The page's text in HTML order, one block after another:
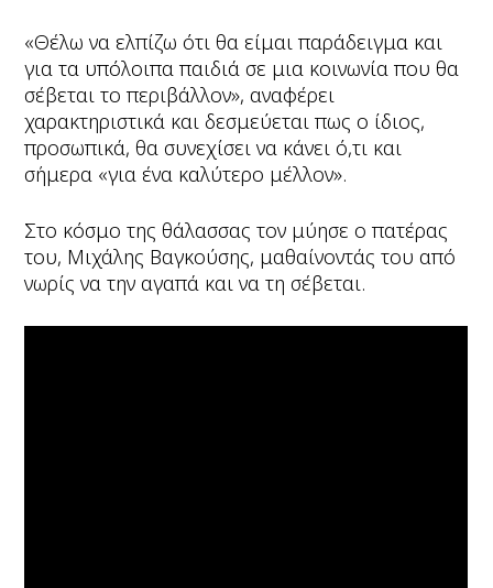
«Θέλω να ελπίζω ότι θα είμαι παράδειγμα και
για τα υπόλοιπα παιδιά σε μια κοινωνία που θα
σέβεται το περιβάλλον», αναφέρει
χαρακτηριστικά και δεσμεύεται πως ο ίδιος,
προσωπικά, θα συνεχίσει να κάνει ό,τι και
σήμερα «για ένα καλύτερο μέλλον».
Στο κόσμο της θάλασσας τον μύησε ο πατέρας
του, Μιχάλης Βαγκούσης, μαθαίνοντάς του από
νωρίς να την αγαπά και να τη σέβεται.